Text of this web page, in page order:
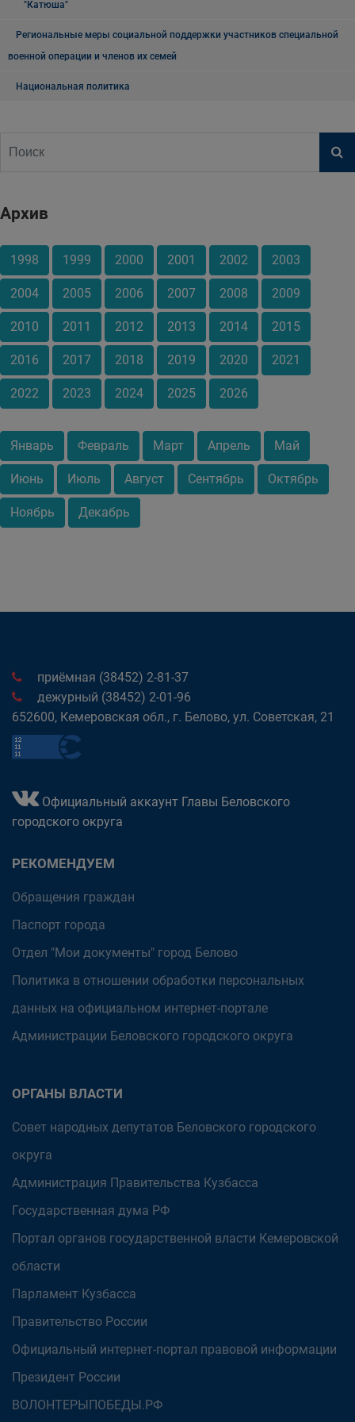
"Катюша"
Региональные меры социальной поддержки участников специальной
военной операции и членов их семей
Национальная политика
Архив
1998 1999 2000 2001 2002 2003
2004 2005 2006 2007 2008 2009
2010 2011 2012 2013 2014 2015
2016 2017 2018 2019 2020 2021
2022 2023 2024 2025 2026
Январь Февраль Март Апрель Май
Июнь Июль Август Сентябрь Октябрь
Ноябрь Декабрь
приёмная (38452) 2-81-37
дежурный (38452) 2-01-96
652600, Кемеровская обл., г. Белово, ул. Советская, 21
Официальный аккаунт Главы Беловского
городского округа
РЕКОМЕНДУЕМ
Обращения граждан
Паспорт города
Отдел "Мои документы" город Белово
Политика в отношении обработки персональных
данных на официальном интернет-портале
Администрации Беловского городского округа
ОРГАНЫ ВЛАСТИ
Совет народных депутатов Беловского городского
округа
Администрация Правительства Кузбасса
Государственная дума РФ
Портал органов государственной власти Кемеровской
области
Парламент Кузбасса
Правительство России
Официальный интернет-портал правовой информации
Президент России
ВОЛОНТЕРЫПОБЕДЫ.РФ